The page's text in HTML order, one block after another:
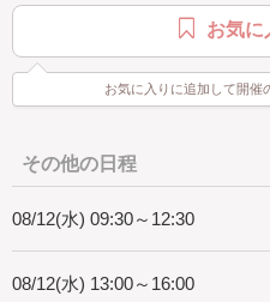
「カレンダー」にある日時でしたら
都合が合わない場合はご希望の日時
初日のご予約確定後、２日目の日
だきます。
1ヶ月のうちに2日のご予約設定を
・A3木製パネル（砂付・波二層）
・もう１点選択（波二層）
・丸板ボード
・２連／３連ボード
【料金】
お気に
お気に入りに追加して開催
その他の日程
08/12(水) 09:30～12:30
08/12(水) 13:00～16:00